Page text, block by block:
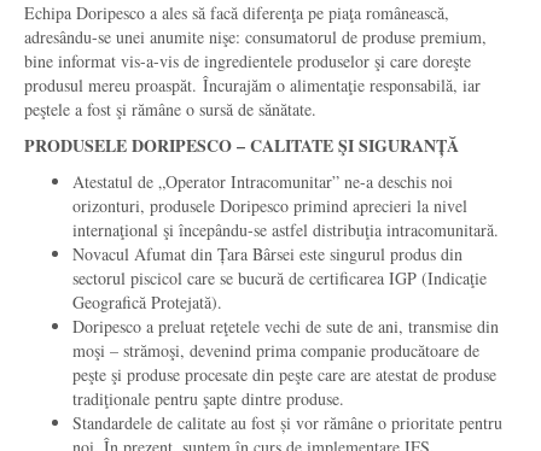
Echipa Doripesco a ales să facă diferenţa pe piaţa românească,
adresându-se unei anumite nişe: consumatorul de produse premium,
bine informat vis-a-vis de ingredientele produselor şi care doreşte
produsul mereu proaspăt. Încurajăm o alimentaţie responsabilă, iar
peştele a fost şi rămâne o sursă de sănătate.
PRODUSELE DORIPESCO–CALITATE ŞI SIGURANȚĂ
Atestatul de „Operator Intracomunitar” ne-a deschis noi
orizonturi, produsele Doripesco primind aprecieri la nivel
internaţional şi începându-se astfel distribuţia intracomunitară.
Novacul Afumat din Țara Bârsei este singurul produs din
sectorul piscicol care se bucură de certificarea IGP (Indicaţie
Geografică Protejată).
Doripesco a preluat reţetele vechi de sute de ani, transmise din
moşi – strămoşi, devenind prima companie producătoare de
peşte şi produse procesate din peşte care are atestat de produse
tradiţionale pentru şapte dintre produse.
Standardele de calitate au fost și vor rămâne o prioritate pentru